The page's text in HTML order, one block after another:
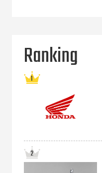
Ranking